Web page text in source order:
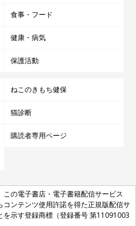
食事・フード
健康・病気
保護活動
ねこのきもち健保
猫診断
購読者専用ページ
この電子書店・電子書籍配信サービス
コンテンツ使用許諾を得た正規版配信サ
を示す登録商標（登録番号 第11091003